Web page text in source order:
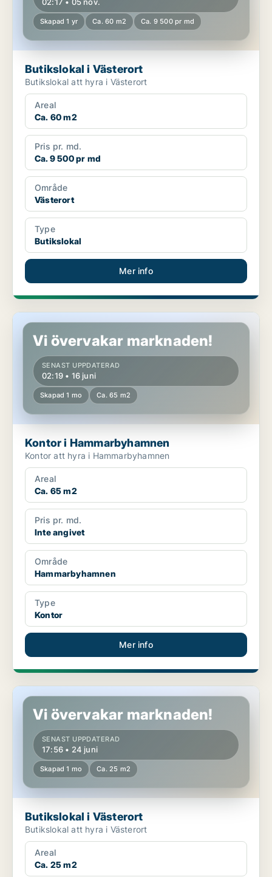
Skapad 1 yr Ca. 60 m2 Ca. 9 500 pr md
Butikslokal i Västerort
Butikslokal att hyra i Västerort
Areal
Ca. 60 m2
Pris pr. md.
Ca. 9 500 pr md
Område
Västerort
Type
Butikslokal
Mer info
Kontor i Hammarbyhamnen
Vi övervakar marknaden!
SENAST UPPDATERAD
02:19 • 16 juni
Skapad 1 mo Ca. 65 m2
Kontor i Hammarbyhamnen
Kontor att hyra i Hammarbyhamnen
Areal
Ca. 65 m2
Pris pr. md.
Inte angivet
Område
Hammarbyhamnen
Type
Kontor
Mer info
Butikslokal i Västerort
Vi övervakar marknaden!
SENAST UPPDATERAD
17:56 • 24 juni
Skapad 1 mo Ca. 25 m2
Butikslokal i Västerort
Butikslokal att hyra i Västerort
Areal
Ca. 25 m2